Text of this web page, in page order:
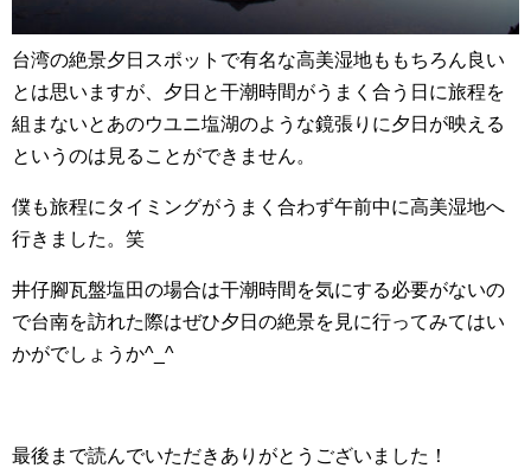
台湾の絶景夕日スポットで有名な高美湿地ももちろん良い
とは思いますが、夕日と干潮時間がうまく合う日に旅程を
組まないとあのウユニ塩湖のような鏡張りに夕日が映える
というのは見ることができません。
僕も旅程にタイミングがうまく合わず午前中に高美湿地へ
行きました。笑
井仔腳瓦盤塩田の場合は干潮時間を気にする必要がないの
で台南を訪れた際はぜひ夕日の絶景を見に行ってみてはい
かがでしょうか^_^
最後まで読んでいただきありがとうございました！